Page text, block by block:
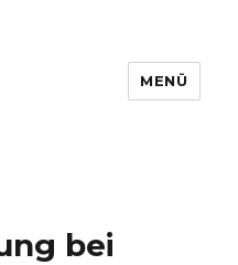
MENÜ
bei